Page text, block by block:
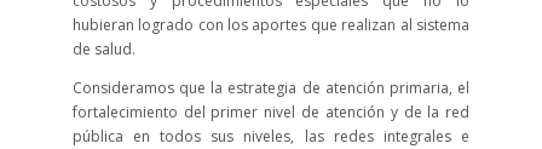
hubieran logrado con los aportes que realizan al sistema
de salud.
Consideramos que la estrategia de atención primaria, el
fortalecimiento del primer nivel de atención y de la red
pública en todos sus niveles, las redes integrales e